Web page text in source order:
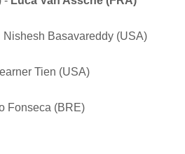
Basavareddy (USA)
Tien (USA)
Fonseca (BRE)